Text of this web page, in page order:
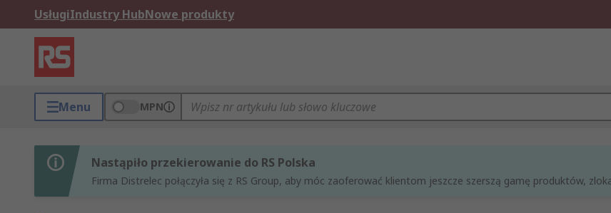
UsługiIndustry HubNowe produkty
Menu MPN
Nastąpiło przekierowanie do RS Polska
Firma Distrelec połączyła się z RS Group, aby móc zaoferować klientom jeszcze szerszą gamę produktów,